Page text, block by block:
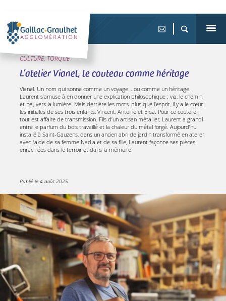
CULTURE, TORQUE
L’atelier Vianel, le couteau comme héritage
Vianel. Un nom qui sonne comme un voyage… ou comme un héritage.
Laurent s’amuse à en donner une explication philosophique : via, le chemin,
et nel, vers la lumière. Mais derrière les mots, plus que l’esprit, il y a le cœur :
les initiales de ses trois enfants, Vincent, Antoine et Elisa. Pour ce coutelier,
tout est affaire de transmission. Fils d’un artisan métallier, Laurent a grandi
entre le parfum du bois travaillé et la chaleur du métal forgé. Aujourd’hui
installé à Saint-Gauzens, dans un ancien abri de jardin transformé en atelier
avec l’aide de sa femme Nadia et de sa fille, Laurent façonne ses pièces
enracinées dans le terroir et dans la mémoire.
Publié le 4 août 2025